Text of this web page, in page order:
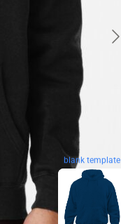
blank template